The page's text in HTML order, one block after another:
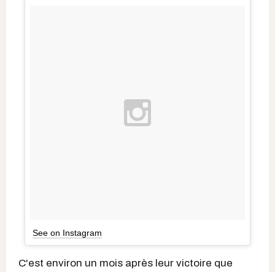
See on Instagram
C'est environ un mois après leur victoire que